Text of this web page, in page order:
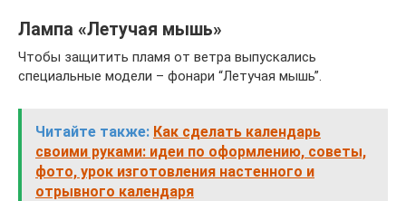
Лампа «Летучая мышь»
Чтобы защитить пламя от ветра выпускались
специальные модели – фонари “Летучая мышь”.
Читайте также: Как сделать календарь
своими руками: идеи по оформлению, советы,
фото, урок изготовления настенного и
отрывного календаря